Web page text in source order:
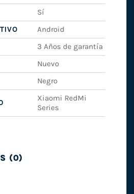
Sí
Android
3 Años de garantía
Nuevo
Negro
Xiaomi RedMi
Series
(0)